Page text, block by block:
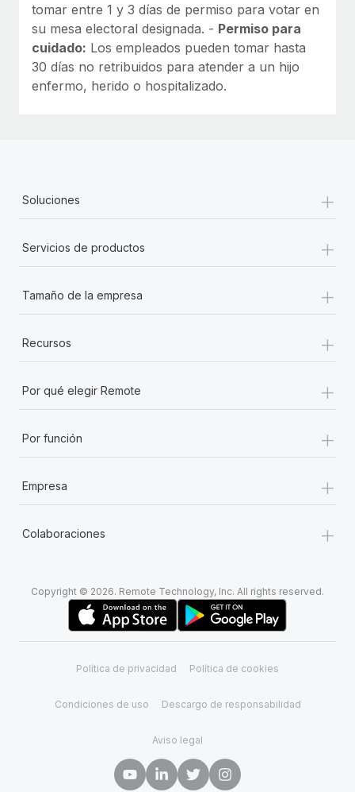
tomar entre 1 y 3 días de permiso para votar en
su mesa electoral designada. - Permiso para
cuidado: Los empleados pueden tomar hasta
30 días no retribuidos para atender a un hijo
enfermo, herido o hospitalizado.
Soluciones +
Servicios de productos +
Tamaño de la empresa +
Recursos +
Por qué elegir Remote +
Por función +
Empresa +
Colaboraciones +
Copyright © 2026. Remote Technology, Inc. All rights reserved.
Política de privacidad Política de cookies
Condiciones de uso Descargo de responsabilidad
Aviso legal